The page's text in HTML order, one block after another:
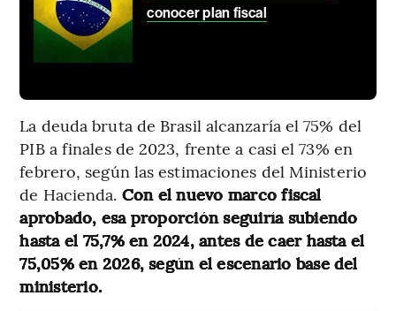
conocer plan fiscal
La deuda bruta de Brasil alcanzaría el 75% del
PIB a finales de 2023, frente a casi el 73% en
febrero, según las estimaciones del Ministerio
de Hacienda. Con el nuevo marco fiscal
aprobado, esa proporción seguiría subiendo
hasta el 75,7% en 2024, antes de caer hasta el
75,05% en 2026, según el escenario base del
ministerio.